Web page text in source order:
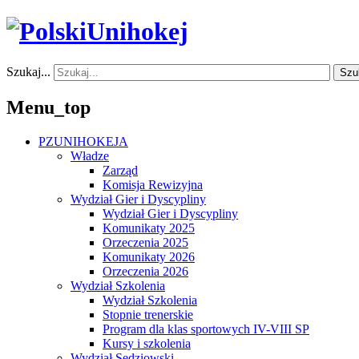
Szukaj...
Menu_top
PZUNIHOKEJA
Władze
Zarząd
Komisja Rewizyjna
Wydział Gier i Dyscypliny
Wydział Gier i Dyscypliny
Komunikaty 2025
Orzeczenia 2025
Komunikaty 2026
Orzeczenia 2026
Wydział Szkolenia
Wydział Szkolenia
Stopnie trenerskie
Program dla klas sportowych IV-VIII SP
Kursy i szkolenia